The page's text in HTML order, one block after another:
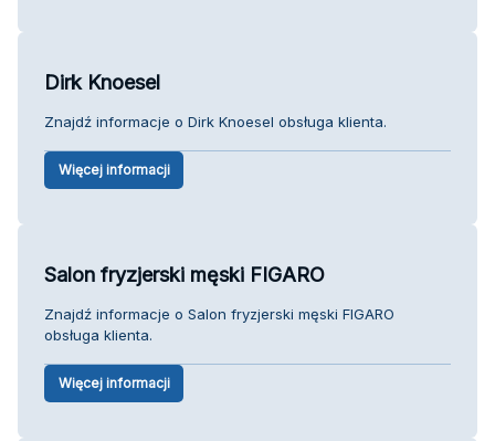
Dirk Knoesel
Znajdź informacje o Dirk Knoesel obsługa klienta.
Więcej informacji
Salon fryzjerski męski FIGARO
Znajdź informacje o Salon fryzjerski męski FIGARO
obsługa klienta.
Więcej informacji